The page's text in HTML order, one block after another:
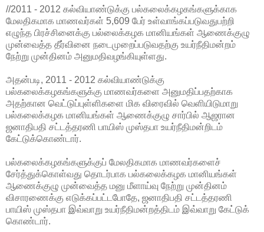
//2011 - 2012 கல்வியாண்டுக்கு பல்கலைக்கழகங்களுக்காக
மேலதிகமாக மாணவர்கள் 5,609 பேர் உள்வாங்கப்படுவதுபற்றி
எழுந்த பிரச்சினைக்கு பல்லைக்கழக மானியங்கள் ஆணைக்குழு
முன்வைத்த தீர்வினை நடைமுறைப்படுவதற்கு உயர்நீதிமன்றம்
நேற்று முன்தினம் அனுமதிவழங்கியுள்ளது.
அதன்படி, 2011 - 2012 கல்வியாண்டுக்கு
பல்கலைக்கழகங்களுக்கு மாணவர்களை அனுமதிப்பதற்காக
அதற்கான வெட்டுப்புள்ளிகளை மிக விரைவில் வெளியிடுமாறு
பல்கலைக்கழக மானியங்கள் ஆணைக்குழு சார்பில் ஆஜரான
ஜனாதிபதி சட்டத்தரணி பாயிஸ் முஸ்தபா உயர்நீதிமன்றிடம்
கேட்டுக்கொண்டார்.
பல்கலைக்கழகங்களுக்குப் மேலதிகமாக மாணவர்களைச்
சேர்த்துக்கொள்வது தொடர்பாக பல்கலைக்கழக மானியங்கள்
ஆணைக்குழு முன்வைத்த மனு மீளாய்வு நேற்று முன்தினம்
விசாரணைக்கு எடுக்கப்பட்டபோதே, ஜனாதிபதி சட்டத்தரணி
பாயிஸ் முஸ்தபா இவ்வாறு உயர்நீதிமன்றத்திடம் இவ்வாறு கேட்டுக்
கொண்டார்.